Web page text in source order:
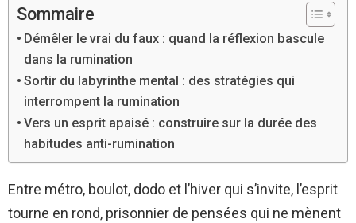
Sommaire
Démêler le vrai du faux : quand la réflexion bascule
dans la rumination
Sortir du labyrinthe mental : des stratégies qui
interrompent la rumination
Vers un esprit apaisé : construire sur la durée des
habitudes anti-rumination
Entre métro, boulot, dodo et l’hiver qui s’invite, l’esprit
tourne en rond, prisonnier de pensées qui ne mènent